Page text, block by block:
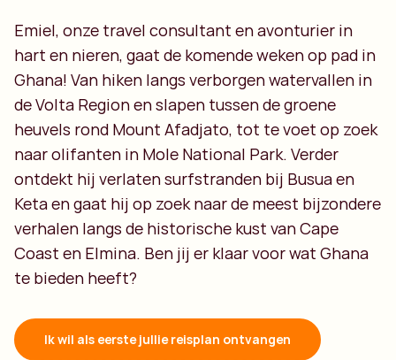
Emiel, onze travel consultant en avonturier in
hart en nieren, gaat de komende weken op pad in
Ghana! Van hiken langs verborgen watervallen in
de Volta Region en slapen tussen de groene
heuvels rond Mount Afadjato, tot te voet op zoek
naar olifanten in Mole National Park. Verder
ontdekt hij verlaten surfstranden bij Busua en
Keta en gaat hij op zoek naar de meest bijzondere
verhalen langs de historische kust van Cape
Coast en Elmina. Ben jij er klaar voor wat Ghana
te bieden heeft?
Ik wil als eerste jullie reisplan ontvangen